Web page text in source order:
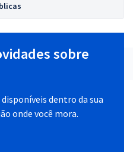
sobre
dentro da sua
onde você mora.